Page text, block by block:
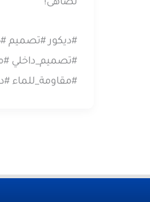
#ديكور #تصميم
#تصميم_داخلي
#مقاومة_للماء